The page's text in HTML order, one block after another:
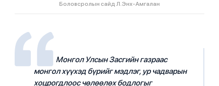
Боловсролын сайд Л.Энх-Амгалан
Монгол Улсын Засгийн газраас
монгол хүүхэд бүрийг мэдлэг, ур чадварын
хоцрогдлоос чөлөөлөх бодлогыг